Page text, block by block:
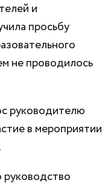
и
просьбу
не проводилось
руководителю
в мероприятии